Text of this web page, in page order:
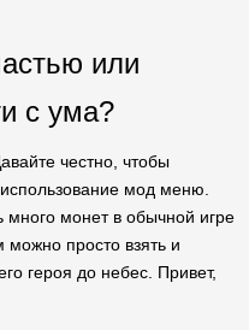
или
с ума?
честно, чтобы
мод меню.
много монет в обычной игре
просто взять и
героя до небес. Привет,